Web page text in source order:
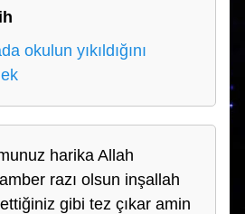
okulun yıkıldığını
harika Allah
razı olsun inşallah
gibi tez çıkar amin